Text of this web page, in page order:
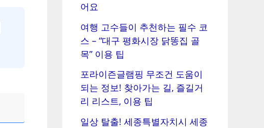
어요
여행 고수들이 추천하는 필수 코
스 – “대구 평화시장 닭똥집 골
목” 이용 팁
포라이즌글램핑 무조건 도움이
되는 정보! 찾아가는 길, 즐길거
리 리스트, 이용 팁
일상 탈출! 세종특별자치시 세종